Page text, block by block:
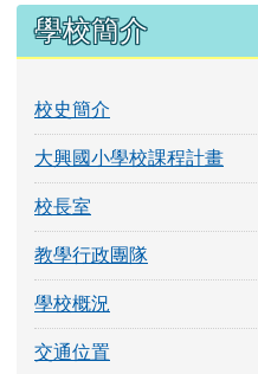
左邊區域內容
學校簡介
校史簡介
大興國小學校課程計畫
校長室
教學行政團隊
學校概況
交通位置